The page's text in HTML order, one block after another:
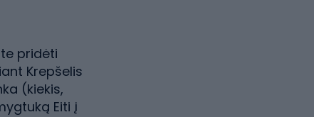
pridėti
Krepšelis
(kiekis,
Eiti į